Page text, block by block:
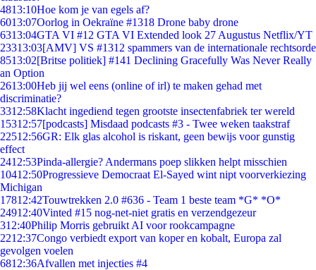
4813:10Hoe kom je van egels af?
6013:07Oorlog in Oekraïne #1318 Drone baby drone
6313:04GTA VI #12 GTA VI Extended look 27 Augustus Netflix/YT
23313:03[AMV] VS #1312 spammers van de internationale rechtsorde
8513:02[Britse politiek] #141 Declining Gracefully Was Never Really
an Option
2613:00Heb jij wel eens (online of irl) te maken gehad met
discriminatie?
3312:58Klacht ingediend tegen grootste insectenfabriek ter wereld
15312:57[podcasts] Misdaad podcasts #3 - Twee weken taakstraf
22512:56GR: Elk glas alcohol is riskant, geen bewijs voor gunstig
effect
2412:53Pinda-allergie? Andermans poep slikken helpt misschien
10412:50Progressieve Democraat El-Sayed wint nipt voorverkiezing
Michigan
17812:42Touwtrekken 2.0 #636 - Team 1 beste team *G* *O*
24912:40Vinted #15 nog-net-niet gratis en verzendgezeur
312:40Philip Morris gebruikt AI voor rookcampagne
2212:37Congo verbiedt export van koper en kobalt, Europa zal
gevolgen voelen
6812:36Afvallen met injecties #4